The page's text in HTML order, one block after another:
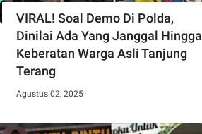
VIRAL! Soal Demo Di Polda,
Dinilai Ada Yang Janggal Hingga
Keberatan Warga Asli Tanjung
Terang
Agustus 02, 2025